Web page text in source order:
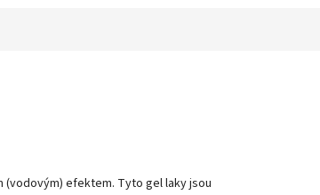
(vodovým) efektem. Tyto gel laky jsou